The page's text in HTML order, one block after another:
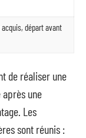
départ avant
de réaliser une
une
Les
sont réunis :